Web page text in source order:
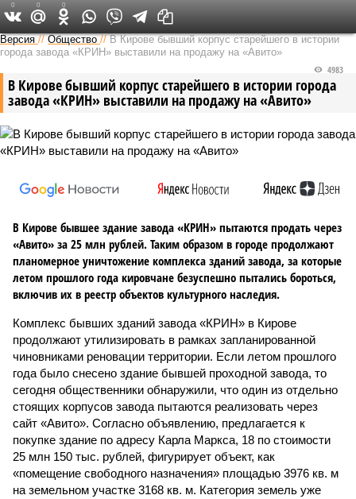
Версия в Кирове
Версия //Общество //В Кирове бывший корпус старейшего в истории
города завода «КРИН» выставили на продажу на «Авито»
В Кирове бывший корпус старейшего в истории города
завода «КРИН» выставили на продажу на «Авито»
4983
В Кирове бывшее здание завода «КРИН» пытаются продать через
«Авито» за 25 млн рублей. Таким образом в городе продолжают
планомерное уничтожение комплекса зданий завода, за которые
летом прошлого года кировчане безуспешно пытались бороться,
включив их в реестр объектов культурного наследия.
Комплекс бывших зданий завода «КРИН» в Кирове
продолжают утилизировать в рамках запланированной
чиновниками реновации территории. Если летом прошлого
года было снесено здание бывшей проходной завода, то
сегодня общественники обнаружили, что один из отдельно
стоящих корпусов завода пытаются реализовать через
сайт «Авито». Согласно объявлению, предлагается к
покупке здание по адресу Карла Маркса, 18 по стоимости
25 млн 150 тыс. рублей, фигурирует объект, как
«помещение свободного назначения» площадью 3976 кв. м
на земельном участке 3168 кв. м. Категория земель уже
0 0 0